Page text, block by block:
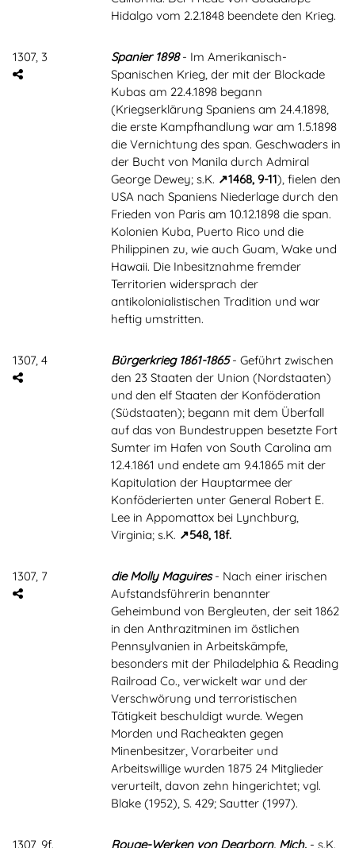
Hidalgo vom 2.2.1848 beendete den Krieg.
1307, 3 Spanier 1898- Im Amerikanisch-
Spanischen Krieg, der mit der Blockade
Kubas am 22.4.1898 begann
(Kriegserklärung Spaniens am 24.4.1898,
die erste Kampfhandlung war am 1.5.1898
die Vernichtung des span. Geschwaders in
der Bucht von Manila durch Admiral
George Dewey; s.K.
1468, 9-11), fielen den
USA nach Spaniens Niederlage durch den
Frieden von Paris am 10.12.1898 die span.
Kolonien Kuba, Puerto Rico und die
Philippinen zu, wie auch Guam, Wake und
Hawaii. Die Inbesitznahme fremder
Territorien widersprach der
antikolonialistischen Tradition und war
heftig umstritten.
1307, 4 Bürgerkrieg 1861-1865- Geführt zwischen
den 23 Staaten der Union (Nordstaaten)
und den elf Staaten der Konföderation
(Südstaaten); begann mit dem Überfall
auf das von Bundestruppen besetzte Fort
Sumter im Hafen von South Carolina am
12.4.1861 und endete am 9.4.1865 mit der
Kapitulation der Hauptarmee der
Konföderierten unter General Robert E.
Lee in Appomattox bei Lynchburg,
Virginia; s.K.
548, 18f.
1307, 7 die Molly Maguires- Nach einer irischen
Aufstandsführerin benannter
Geheimbund von Bergleuten, der seit 1862
in den Anthrazitminen im östlichen
Pennsylvanien in Arbeitskämpfe,
besonders mit der Philadelphia & Reading
Railroad Co., verwickelt war und der
Verschwörung und terroristischen
Tätigkeit beschuldigt wurde. Wegen
Morden und Racheakten gegen
Minenbesitzer, Vorarbeiter und
Arbeitswillige wurden 1875 24 Mitglieder
verurteilt, davon zehn hingerichtet; vgl.
Blake (1952), S. 429; Sautter (1997).
1307, 9f. Rouge-Werken von Dearborn, Mich. - s.K.